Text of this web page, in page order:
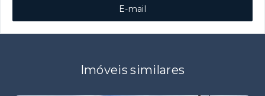
E-mail
Imóveis similares